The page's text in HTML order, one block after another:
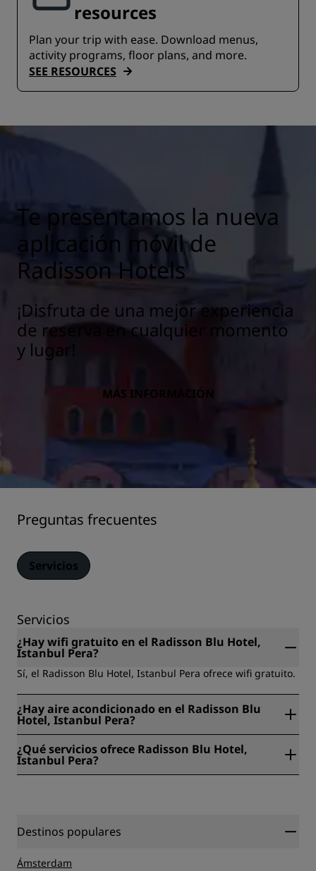
resources
Plan your trip with ease. Download menus,
activity programs, floor plans, and more.
SEE RESOURCES
Te presentamos la nueva
aplicación móvil de
Radisson Hotels
¡Disfruta de una mejor experiencia
de reserva en cualquier momento
y lugar!
MÁS INFORMACIÓN
Preguntas frecuentes
Servicios
Servicios
¿Hay wifi gratuito en el Radisson Blu Hotel,
Istanbul Pera?
Sí, el Radisson Blu Hotel, Istanbul Pera ofrece wifi gratuito.
¿Hay aire acondicionado en el Radisson Blu
Hotel, Istanbul Pera?
acondicionado.
¿Qué servicios ofrece Radisson Blu Hotel,
Istanbul Pera?
No fumadores, Admite mascotas, Rad Pets, Bar, Limpieza
Limpieza en seco, Salida exprés, Spa, Gimnasio, Running,
Destinos populares
Ámsterdam